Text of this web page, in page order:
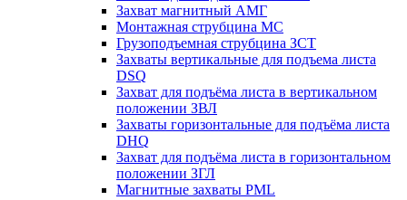
Захват магнитный АМГ
Монтажная струбцина МС
Грузоподъемная струбцина ЗСТ
Захваты вертикальные для подъема листа
DSQ
Захват для подъёма листа в вертикальном
положении ЗВЛ
Захваты горизонтальные для подъёма листа
DHQ
Захват для подъёма листа в горизонтальном
положении ЗГЛ
Магнитные захваты PML